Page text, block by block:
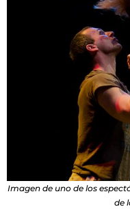
Imagen de uno de los
de